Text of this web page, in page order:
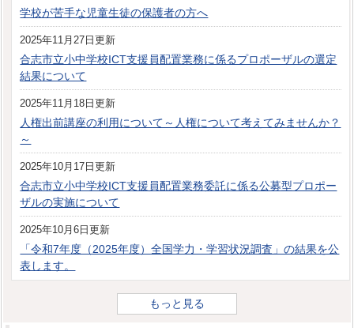
学校が苦手な児童生徒の保護者の方へ
2025年11月27日更新
合志市立小中学校ICT支援員配置業務に係るプロポーザルの選定
結果について
2025年11月18日更新
人権出前講座の利用について～人権について考えてみませんか？
～
2025年10月17日更新
合志市立小中学校ICT支援員配置業務委託に係る公募型プロポー
ザルの実施について
2025年10月6日更新
「令和7年度（2025年度）全国学力・学習状況調査」の結果を公
表します。
もっと見る